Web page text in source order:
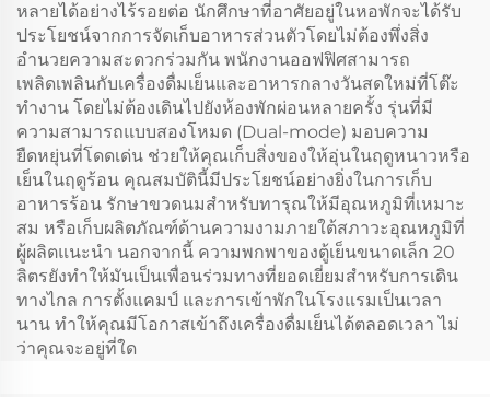
หลายได้อย่างไร้รอยต่อ นักศึกษาที่อาศัยอยู่ในหอพักจะได้รับ
ประโยชน์จากการจัดเก็บอาหารส่วนตัวโดยไม่ต้องพึ่งสิ่ง
อำนวยความสะดวกร่วมกัน พนักงานออฟฟิศสามารถ
เพลิดเพลินกับเครื่องดื่มเย็นและอาหารกลางวันสดใหม่ที่โต๊ะ
ทำงาน โดยไม่ต้องเดินไปยังห้องพักผ่อนหลายครั้ง รุ่นที่มี
ความสามารถแบบสองโหมด (Dual-mode) มอบความ
ยืดหยุ่นที่โดดเด่น ช่วยให้คุณเก็บสิ่งของให้อุ่นในฤดูหนาวหรือ
เย็นในฤดูร้อน คุณสมบัตินี้มีประโยชน์อย่างยิ่งในการเก็บ
อาหารร้อน รักษาขวดนมสำหรับทารุณให้มีอุณหภูมิที่เหมาะ
สม หรือเก็บผลิตภัณฑ์ด้านความงามภายใต้สภาวะอุณหภูมิที่
ผู้ผลิตแนะนำ นอกจากนี้ ความพกพาของตู้เย็นขนาดเล็ก 20
ลิตรยังทำให้มันเป็นเพื่อนร่วมทางที่ยอดเยี่ยมสำหรับการเดิน
ทางไกล การตั้งแคมป์ และการเข้าพักในโรงแรมเป็นเวลา
นาน ทำให้คุณมีโอกาสเข้าถึงเครื่องดื่มเย็นได้ตลอดเวลา ไม่
ว่าคุณจะอยู่ที่ใด